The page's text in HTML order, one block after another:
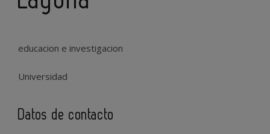
educacion e investigacion
Universidad
Datos de contacto